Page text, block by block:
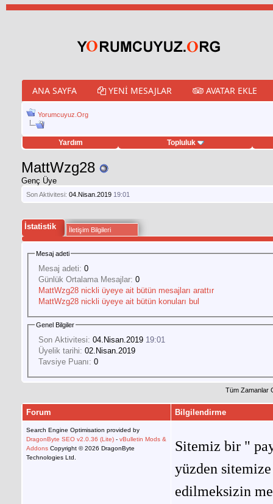
ANA SAYFA YENI MESAJLAR AVATAR EKLE
Yorumcuyuz.Org
Yardım Topluluk
hilesi
MattWzg28
Genç Üye
Son Aktivitesi: 04.Nisan.2019 19:01
İstatistik İletişim Bilgileri
Mesaj adeti
Mesaj adeti: 0
Günlük Ortalama Mesajlar: 0
MattWzg28 nickli üyeye ait bütün mesajları arattır
MattWzg28 nickli üyeye ait bütün konuları bul
Genel Bilgiler
Son Aktivitesi: 04.Nisan.2019 19:01
Üyelik tarihi: 02.Nisan.2019
Tavsiye Puanı: 0
Tüm Zamanlar
Forum Bilgilendirme
Search Engine Optimisation provided by
DragonByte SEO v2.0.36 (Lite) - vBulletin Mods &
Addons Copyright © 2026 DragonByte
Technologies Ltd.
Sitemiz bir "
yüzden
edilmeksizin